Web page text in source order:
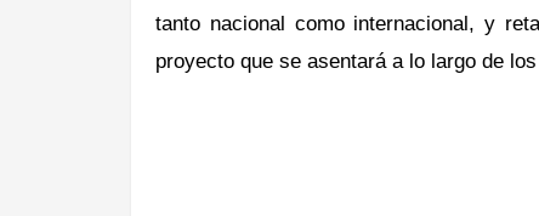
tanto nacional como internacional, y
proyecto que se asentará a lo largo de